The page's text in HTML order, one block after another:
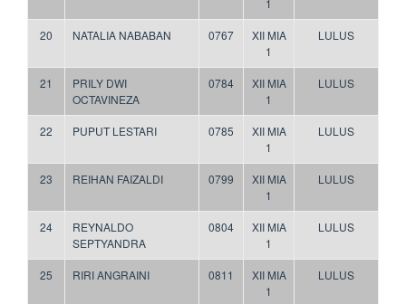
1
20 NATALIA NABABAN 0767
XII MIA
1
LULUS
21
PRILY DWI
OCTAVINEZA
0784
XII MIA
1
LULUS
22 PUPUT LESTARI 0785
XII MIA
1
LULUS
23 REIHAN FAIZALDI 0799
XII MIA
1
LULUS
24
REYNALDO
SEPTYANDRA
0804
XII MIA
1
LULUS
25 RIRI ANGRAINI 0811
XII MIA
1
LULUS